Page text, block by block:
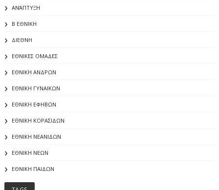
ΑΝΆΠΤΥΞΗ
Β ΕΘΝΙΚΗ
ΔΙΕΘΝΗ
ΕΘΝΙΚΕΣ ΟΜΑΔΕΣ
ΕΘΝΙΚΗ ΑΝΔΡΩΝ
ΕΘΝΙΚΗ ΓΥΝΑΙΚΩΝ
ΕΘΝΙΚΗ ΕΦΗΒΩΝ
ΕΘΝΙΚΗ ΚΟΡΑΣΙΔΩΝ
ΕΘΝΙΚΗ ΝΕΑΝΙΔΩΝ
ΕΘΝΙΚΗ ΝΕΩΝ
ΕΘΝΙΚΗ ΠΑΙΔΩΝ